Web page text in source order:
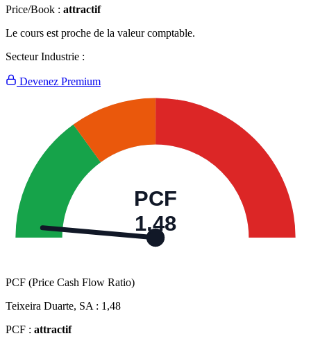
Price/Book : attractif
Le cours est proche de la valeur comptable.
Secteur Industrie :
Devenez Premium
PCF
1,48
PCF (Price Cash Flow Ratio)
Teixeira Duarte, SA : 1,48
PCF : attractif